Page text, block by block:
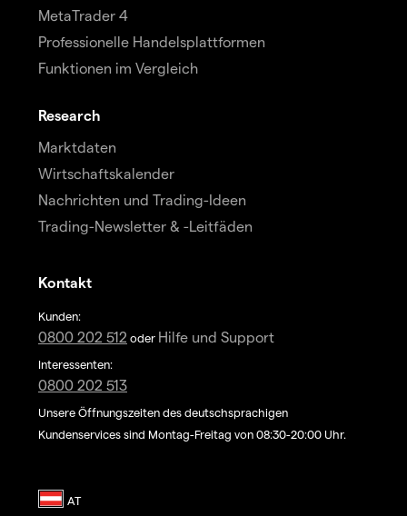
MetaTrader 4
Professionelle Handelsplattformen
Funktionen im Vergleich
Research
Marktdaten
Wirtschaftskalender
Nachrichten und Trading-Ideen
Trading-Newsletter & -Leitfäden
Kontakt
Kunden:
0800 202 512 oder Hilfe und Support
Interessenten:
0800 202 513
Unsere Öffnungszeiten des deutschsprachigen
Kundenservices sind Montag-Freitag von 08:30-20:00 Uhr.